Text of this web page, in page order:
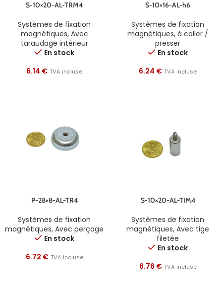
S-10×20-AL-TRM4
Systèmes de fixation
magnétiques, Avec
taraudage intérieur
En stock
6.14 € TVA incluse
S-10×16-AL-h6
Systèmes de fixation
magnétiques, à coller /
presser
En stock
6.24 € TVA incluse
P-28×8-AL-TR4
Systèmes de fixation
magnétiques, Avec perçage
En stock
6.72 € TVA incluse
S-10×20-AL-TIM4
Systèmes de fixation
magnétiques, Avec tige
filetée
En stock
6.76 € TVA incluse